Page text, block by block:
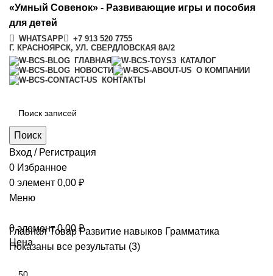
«Умный Совенок» - Развивающие игры и пособия
для детей
WHATSAPP
+7 913 520 7755
Г. КРАСНОЯРСК, УЛ. СВЕРДЛОВСКАЯ 8А/2
ГЛАВНАЯ
КАТАЛОГ
НОВОСТИ
О КОМПАНИИ
КОНТАКТЫ
Поиск
Вход / Регистрация
0 Избранное
0 элемент 0,00 ₽
Меню
0элемент 0,00 ₽
ГлавнаяТовар Развитие навыков Грамматика
Показаны все результаты (3)
Цена